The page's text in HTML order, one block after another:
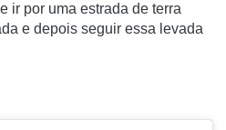
ir por uma estrada de terra
e depois seguir essa levada